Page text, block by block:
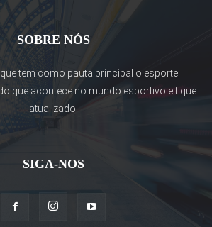
SOBRE NÓS
tem como pauta principal o esporte.
que acontece no mundo esportivo e fique
atualizado.
SIGA-NOS